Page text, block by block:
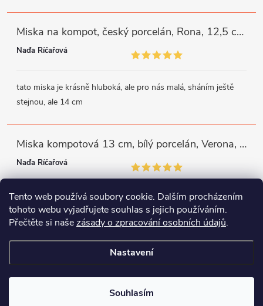
Tento web používá soubory cookie. Dalším procházením
tohoto webu vyjadřujete souhlas s jejich používáním.
Přečtěte si našezásady o zpracování osobních údajů.
Nastavení
Souhlasím
Miska na kompot, český porcelán, Rona, 12,5 cm, bílý, G. Benedikt
Naďa Říčařová
tato miska je krásně hluboká, ale pro nás malá, sháním ještě
stejnou, ale 14 cm
Miska kompotová 13 cm, bílý porcelán, Verona, G. Benedikt
Naďa Říčařová
miska je trochu mělká, ale využiji
Copyright 2026Porcelánový svět. Všechna práva vyhrazena.